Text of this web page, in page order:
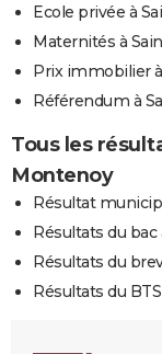
Ecole privée à
Maternités à
Prix immobilier
Référendum à
Tous les
Montenoy
Résultat
Résultats du
Résultats du
Résultats du